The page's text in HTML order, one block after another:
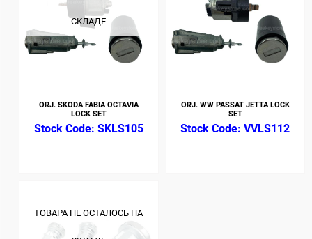
СКЛАДЕ
ORJ. SKODA FABIA OCTAVIA
LOCK SET
SKLS105
ORJ. WW PASSAT JETTA LOCK
SET
VVLS112
ТОВАРА НЕ ОСТАЛОСЬ НА